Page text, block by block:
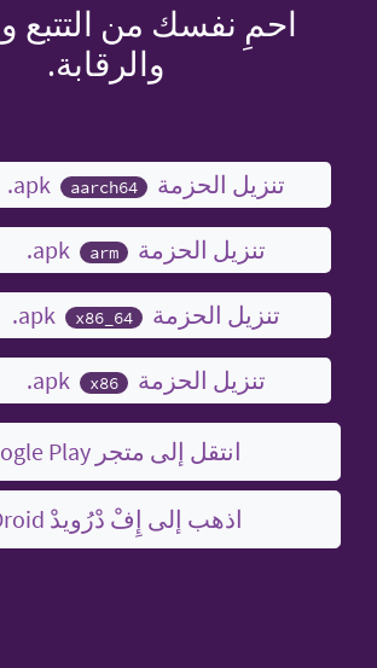
احمِ نفسك من التتبع
والرقابة.
تنزيل الحزمة ‎.apk aarch64
تنزيل الحزمة ‎.apk arm
تنزيل الحزمة ‎.apk x86_64
تنزيل الحزمة ‎.apk x86
انتقل إلى متجر Google Play
اذهب إلى إِفْ دْرُويدْ F-Droid